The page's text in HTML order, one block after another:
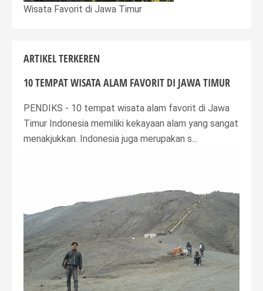
Wisata Favorit di Jawa Timur
ARTIKEL TERKEREN
10 TEMPAT WISATA ALAM FAVORIT DI JAWA TIMUR
PENDIKS - 10 tempat wisata alam favorit di Jawa
Timur Indonesia memiliki kekayaan alam yang sangat
menakjukkan. Indonesia juga merupakan s...